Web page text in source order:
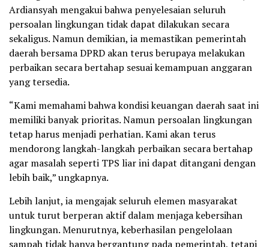
Ardiansyah mengakui bahwa penyelesaian seluruh
persoalan lingkungan tidak dapat dilakukan secara
sekaligus. Namun demikian, ia memastikan pemerintah
daerah bersama DPRD akan terus berupaya melakukan
perbaikan secara bertahap sesuai kemampuan anggaran
yang tersedia.
“Kami memahami bahwa kondisi keuangan daerah saat ini
memiliki banyak prioritas. Namun persoalan lingkungan
tetap harus menjadi perhatian. Kami akan terus
mendorong langkah-langkah perbaikan secara bertahap
agar masalah seperti TPS liar ini dapat ditangani dengan
lebih baik,” ungkapnya.
Lebih lanjut, ia mengajak seluruh elemen masyarakat
untuk turut berperan aktif dalam menjaga kebersihan
lingkungan. Menurutnya, keberhasilan pengelolaan
sampah tidak hanya bergantung pada pemerintah, tetapi